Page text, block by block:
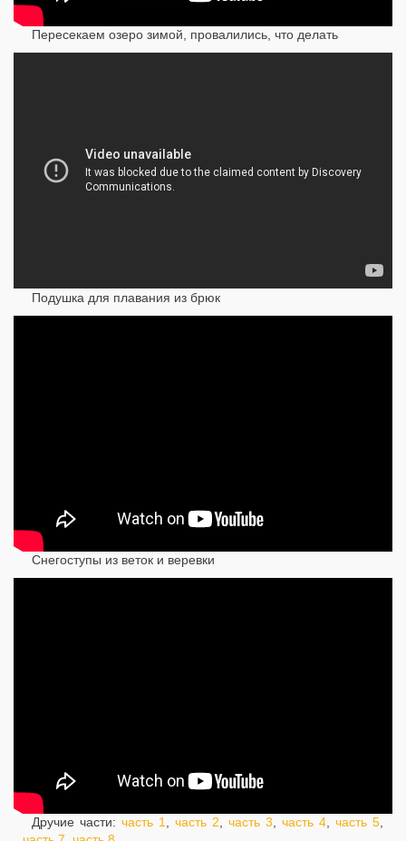
Пересекаем озеро зимой, провалились, что делать
Подушка для плавания из брюк
Снегоступы из веток и веревки
Дручие части: часть 1 часть 2 часть 3 часть 4 часть 5